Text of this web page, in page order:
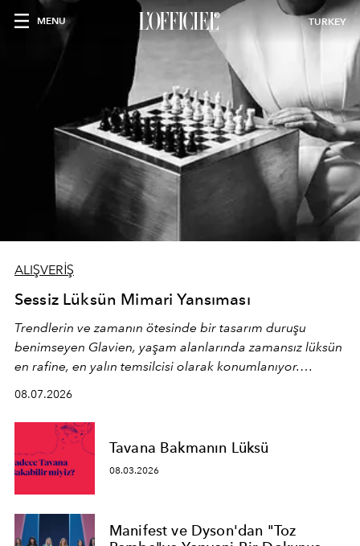
MENU TURKEY
ALIŞVERİŞ
Sessiz Lüksün Mimari Yansıması
Trendlerin ve zamanın ötesinde bir tasarım duruşu
benimseyen Glavien, yaşam alanlarında zamansız lüksün
en rafine, en yalın temsilcisi olarak konumlanıyor.
en yeni seçkisiyle bu imza felsefesini mekanlara taşıyor.
08.07.2026
Tavana Bakmanın Lüksü
08.03.2026
Manifest ve Dyson'dan "Toz